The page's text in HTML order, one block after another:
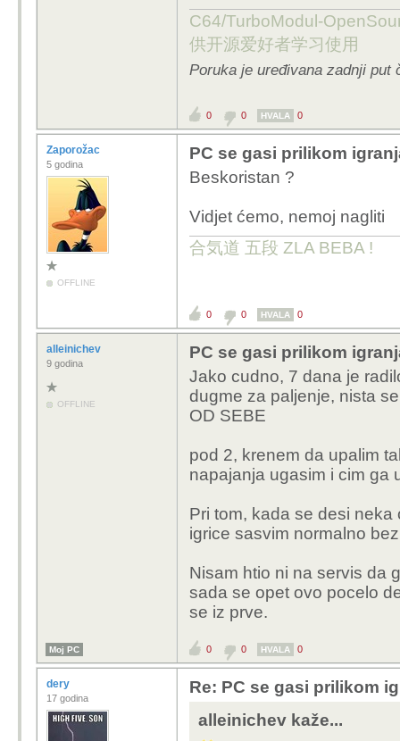
C64/TurboModul-
供开源爱好者学习使用
Poruka je uređivana zadnji put
0 0 HVALA 0
Zaporožac
5 godina
OFFLINE
PC se gasi prilikom
Beskoristan ?
Vidjet ćemo, nemoj nagliti
合気道 五段 ZLA BEBA !
0 0 HVALA 0
alleinichev
9 godina
OFFLINE
PC se gasi prilikom
Jako cudno, 7 dana je
dugme za paljenje, nista
OD SEBE
pod 2, krenem da upalim
napajanja ugasim i cim ga
Pri tom, kada se desi
igrice sasvim normalno
Nisam htio ni na servis da
sada se opet ovo pocelo
se iz prve.
Moj PC 0 0 HVALA 0
dery
17 godina
Re: PC se gasi prilikom
alleinichev kaže...